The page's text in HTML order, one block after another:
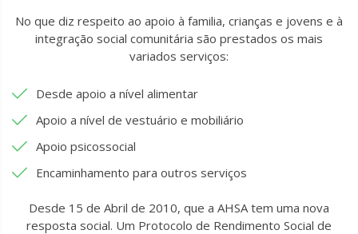
No que diz respeito ao apoio à familia, crianças e jovens e à
integração social comunitária são prestados os mais
variados serviços:
Desde apoio a nível alimentar
Apoio a nível de vestuário e mobiliário
Apoio psicossocial
Encaminhamento para outros serviços
Desde 15 de Abril de 2010, que a AHSA tem uma nova
resposta social. Um Protocolo de Rendimento Social de